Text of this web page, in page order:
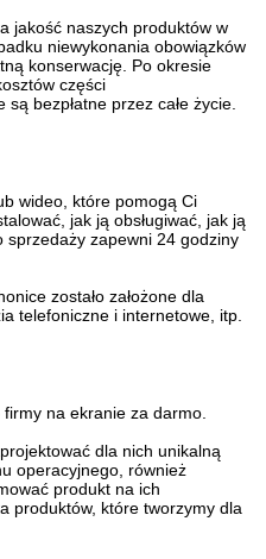
jakość naszych produktów w
niewykonania obowiązków
konserwację. Po okresie
części
bezpłatne przez całe życie.
wideo, które pomogą Ci
jak ją obsługiwać, jak ją
sprzedaży zapewni 24 godziny
zostało założone dla
telefoniczne i internetowe, itp.
na ekranie za darmo.
dla nich unikalną
operacyjnego, również
produkt na ich
produktów, które tworzymy dla